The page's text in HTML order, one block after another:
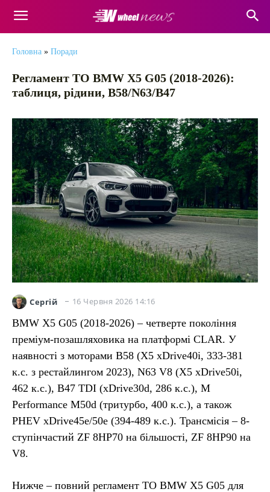
Головна » Поради
Регламент ТО BMW X5 G05 (2018-2026):
таблиця, рідини, B58/N63/B47
Сергій 16 Червня 2026 14:16
BMW X5 G05 (2018-2026) – четверте покоління
преміум-позашляховика на платформі CLAR. У
наявності з моторами B58 (X5 xDrive40i, 333-381
к.с. з рестайлингом 2023), N63 V8 (X5 xDrive50i,
462 к.с.), B47 TDI (xDrive30d, 286 к.с.), M
Performance M50d (триτурбо, 400 к.с.), а також
PHEV xDrive45e/50e (394-489 к.с.). Трансмісія – 8-
ступінчастий ZF 8HP70 на більшості, ZF 8HP90 на
V8.
Нижче – повний регламент ТО BMW X5 G05 для